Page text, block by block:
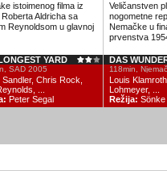
istoimenog filma iz
Roberta Aldricha sa
Reynoldsom u glavnoj
YARD
SAD 2005
Sandler, Chris Rock,
...
Peter Segal
Veličanstven
nogometne
Nemačke u
prvenstva
DAS
118min,
Louis
Lohmeyer, ...
Režija: Sönke